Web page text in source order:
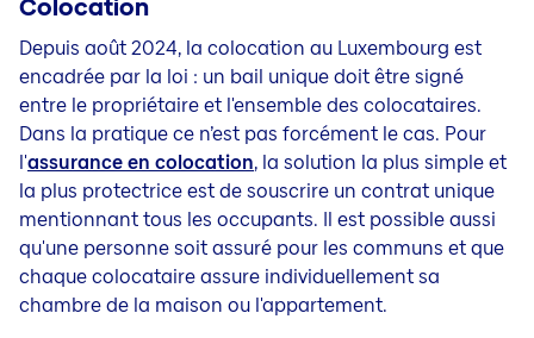
Colocation
Depuis août 2024, la colocation au Luxembourg est
encadrée par la loi : un bail unique doit être signé
entre le propriétaire et l'ensemble des colocataires.
Dans la pratique ce n’est pas forcément le cas. Pour
l'assurance en colocation, la solution la plus simple et
la plus protectrice est de souscrire un contrat unique
mentionnant tous les occupants. Il est possible aussi
qu'une personne soit assuré pour les communs et que
chaque colocataire assure individuellement sa
chambre de la maison ou l'appartement.